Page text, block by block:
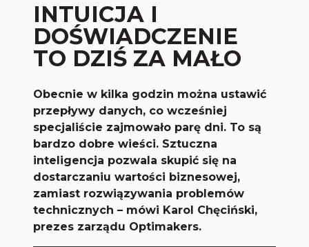
INTUICJA I
DOŚWIADCZENIE
TO DZIŚ ZA MAŁO
Obecnie w kilka godzin można ustawić
przepływy danych, co wcześniej
specjaliście zajmowało parę dni. To są
bardzo dobre wieści. Sztuczna
inteligencja pozwala skupić się na
dostarczaniu wartości biznesowej,
zamiast rozwiązywania problemów
technicznych – mówi Karol Chęciński,
prezes zarządu Optimakers.